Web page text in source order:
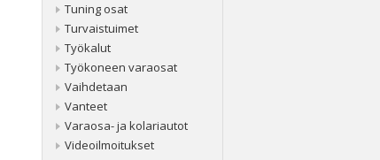
Tuning osat
Turvaistuimet
Työkalut
Työkoneen varaosat
Vaihdetaan
Vanteet
Varaosa- ja kolariautot
Videoilmoitukset